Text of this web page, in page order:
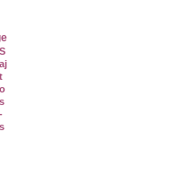
S
aj
t
o
s
-
s